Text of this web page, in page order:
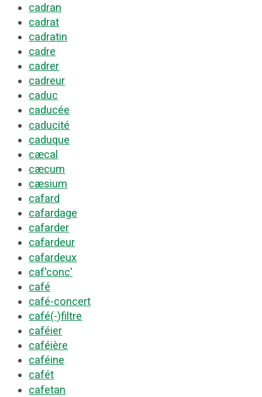
cadran
cadrat
cadratin
cadre
cadrer
cadreur
caduc
caducée
caducité
caduque
cæcal
cæcum
cæsium
cafard
cafardage
cafarder
cafardeur
cafardeux
caf'conc'
café
café-concert
café(-)filtre
caféier
caféière
caféine
cafét
cafetan